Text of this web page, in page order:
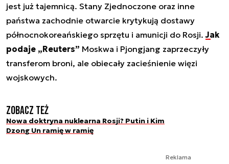
jest już tajemnicą. Stany Zjednoczone oraz inne
państwa zachodnie otwarcie krytykują dostawy
północnokoreańskiego sprzętu i amunicji do Rosji.Jak
podaje „Reuters” Moskwa i Pjongjang zaprzeczyły
transferom broni, ale obiecały zacieśnienie więzi
wojskowych.
Zobacz też
Nowa doktryna nuklearna Rosji? Putin i Kim
Dzong Un ramię w ramię
Reklama